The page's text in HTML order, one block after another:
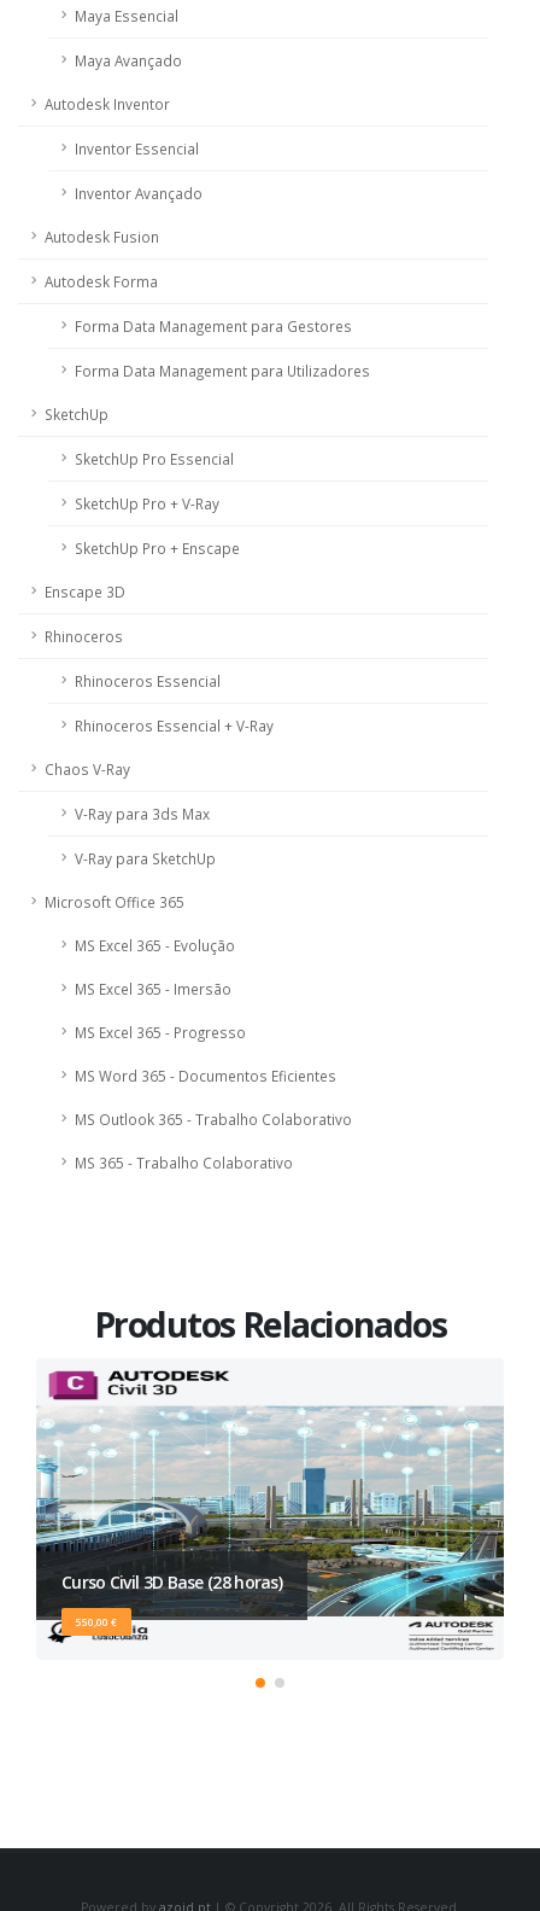
Maya Essencial
Maya Avançado
Autodesk Inventor
Inventor Essencial
Inventor Avançado
Autodesk Fusion
Autodesk Forma
Forma Data Management para Gestores
Forma Data Management para Utilizadores
SketchUp
SketchUp Pro Essencial
SketchUp Pro + V-Ray
SketchUp Pro + Enscape
Enscape 3D
Rhinoceros
Rhinoceros Essencial
Rhinoceros Essencial + V-Ray
Chaos V-Ray
V-Ray para 3ds Max
V-Ray para SketchUp
Microsoft Office 365
MS Excel 365 - Evolução
MS Excel 365 - Imersão
MS Excel 365 - Progresso
MS Word 365 - Documentos Eficientes
MS Outlook 365 - Trabalho Colaborativo
MS 365 - Trabalho Colaborativo
Produtos Relacionados
Curso Civil 3D Base (28 horas)
550,00 €
Powered by azoid.pt| © Copyright 2026. All Rights Reserved.